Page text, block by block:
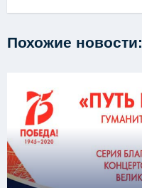
Похожие новости: